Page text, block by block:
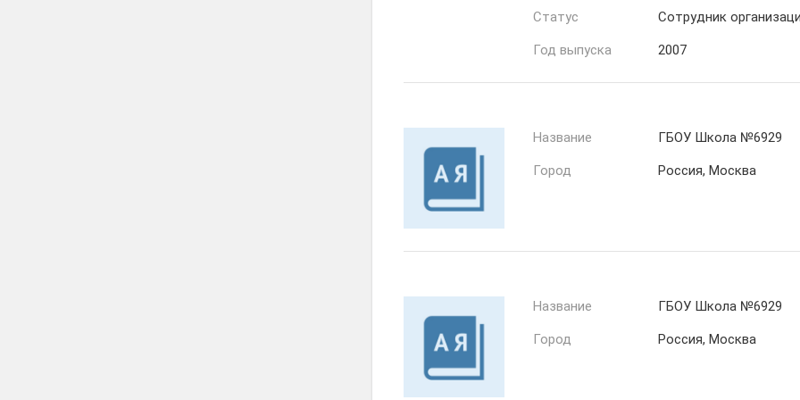
Статус Сотрудник
Год выпуска 2007
Название ГБОУ Школа №6929
Город Россия, Москва
Название ГБОУ Школа №6929
Город Россия, Москва